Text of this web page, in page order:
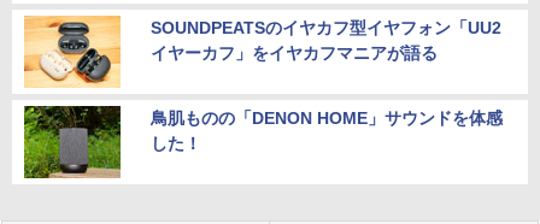
SOUNDPEATSのイヤカフ型イヤフォン「UU2
イヤーカフ」をイヤカフマニアが語る
鳥肌ものの「DENON HOME」サウンドを体感
した！